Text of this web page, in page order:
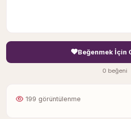
Beğenmek İçin
0 beğeni
199 görüntülenme